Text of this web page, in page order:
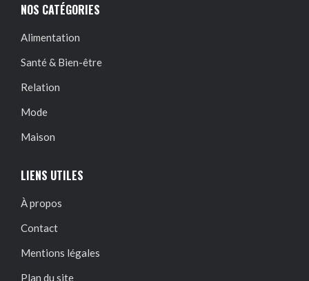
NOS CATÉGORIES
Alimentation
Santé & Bien-être
Relation
Mode
Maison
LIENS UTILES
À propos
Contact
Mentions légales
Plan du site